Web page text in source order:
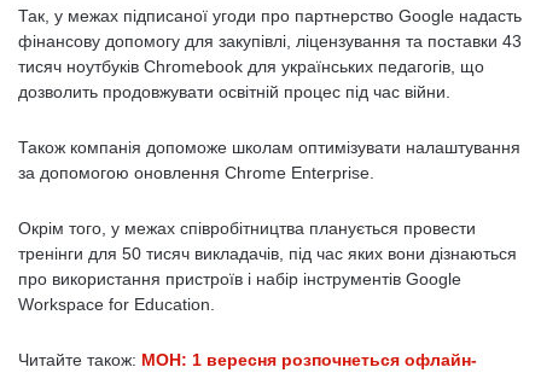
Так, у межах підписаної угоди про партнерство Google надасть
фінансову допомогу для закупівлі, ліцензування та поставки 43
тисяч ноутбуків Chromebook для українських педагогів, що
дозволить продовжувати освітній процес під час війни.
Також компанія допоможе школам оптимізувати налаштування
за допомогою оновлення Chrome Enterprise.
Окрім того, у межах співробітництва планується провести
тренінги для 50 тисяч викладачів, під час яких вони дізнаються
про використання пристроїв і набір інструментів Google
Workspace for Education.
Читайте також: МОН: 1 вересня розпочнеться офлайн-